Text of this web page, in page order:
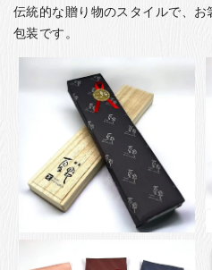
伝統的な贈り物のスタイルで、
包装です。